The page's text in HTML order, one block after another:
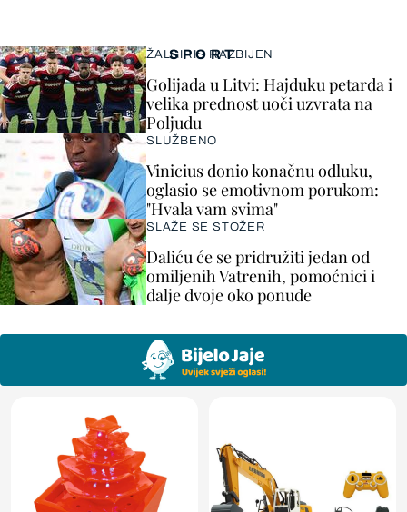
SPORT
ŽALGIRIS RAZBIJEN
Golijada u Litvi: Hajduku petarda i
velika prednost uoči uzvrata na
Poljudu
SLUŽBENO
Vinicius donio konačnu odluku,
oglasio se emotivnom porukom:
"Hvala vam svima"
SLAŽE SE STOŽER
Daliću će se pridružiti jedan od
omiljenih Vatrenih, pomoćnici i
dalje dvoje oko ponude